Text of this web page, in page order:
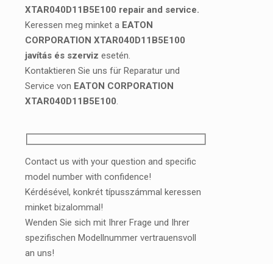
XTAR040D11B5E100 repair and service.
Keressen meg minket a EATON
CORPORATION XTAR040D11B5E100
javítás és szerviz esetén.
Kontaktieren Sie uns für Reparatur und
Service von EATON CORPORATION
XTAR040D11B5E100.
Contact us with your question and specific
model number with confidence!
Kérdésével, konkrét típusszámmal keressen
minket bizalommal!
Wenden Sie sich mit Ihrer Frage und Ihrer
spezifischen Modellnummer vertrauensvoll
an uns!